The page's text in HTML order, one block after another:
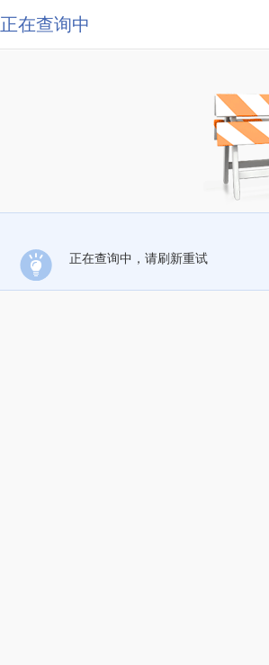
正在查询中
正在查询中，请刷新重试